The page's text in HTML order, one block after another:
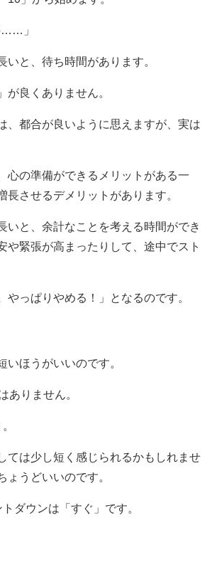
」
いと、待ち時間があります。
が良くありません。
、都合が良いように思えますが、実は
心の準備ができるメリットがある一
長させるデメリットがあります。
いと、余計なことを考える時間ができ
や緊張が高まったりして、途中でスト
やっぱりやめる！」となるのです。
いほうがいいのです。
ありません。
ては少し短く感じられるかもしれませ
ょうどいいのです。
ダウンは「すぐ」です。